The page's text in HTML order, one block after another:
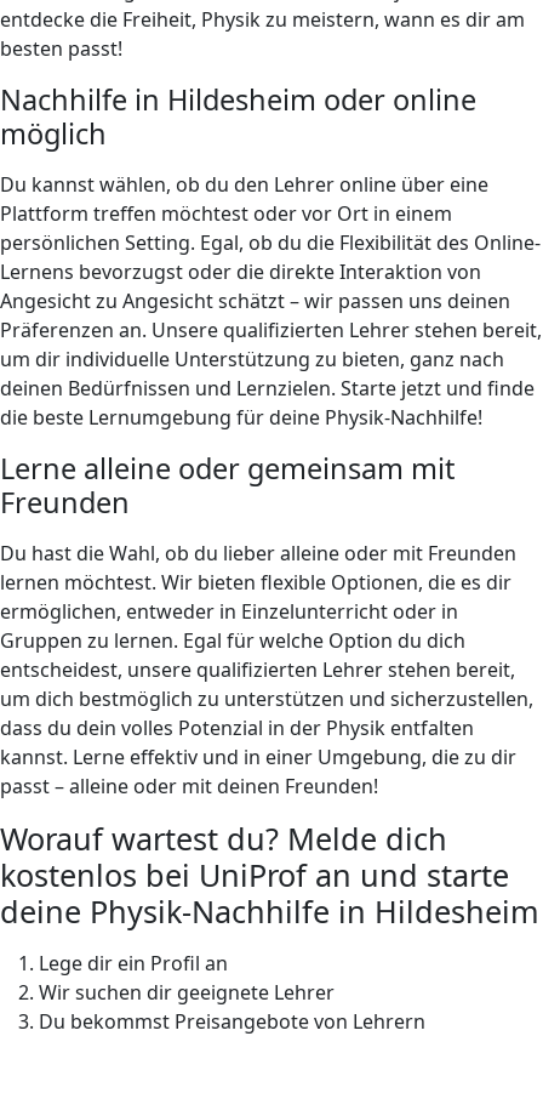
entdecke die Freiheit, Physik zu meistern, wann es dir am
besten passt!
Nachhilfe in Hildesheim oder online
möglich
Du kannst wählen, ob du den Lehrer online über eine
Plattform treffen möchtest oder vor Ort in einem
persönlichen Setting. Egal, ob du die Flexibilität des Online-
Lernens bevorzugst oder die direkte Interaktion von
Angesicht zu Angesicht schätzt – wir passen uns deinen
Präferenzen an. Unsere qualifizierten Lehrer stehen bereit,
um dir individuelle Unterstützung zu bieten, ganz nach
deinen Bedürfnissen und Lernzielen. Starte jetzt und finde
die beste Lernumgebung für deine Physik-Nachhilfe!
Lerne alleine oder gemeinsam mit
Freunden
Du hast die Wahl, ob du lieber alleine oder mit Freunden
lernen möchtest. Wir bieten flexible Optionen, die es dir
ermöglichen, entweder in Einzelunterricht oder in
Gruppen zu lernen. Egal für welche Option du dich
entscheidest, unsere qualifizierten Lehrer stehen bereit,
um dich bestmöglich zu unterstützen und sicherzustellen,
dass du dein volles Potenzial in der Physik entfalten
kannst. Lerne effektiv und in einer Umgebung, die zu dir
passt – alleine oder mit deinen Freunden!
Worauf wartest du? Melde dich
kostenlos bei UniProf an und starte
deine Physik-Nachhilfe in Hildesheim
Lege dir ein Profil an
Wir suchen dir geeignete Lehrer
Du bekommst Preisangebote von Lehrern